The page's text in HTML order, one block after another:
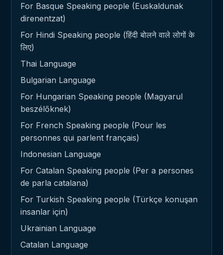
For Basque Speaking people (Euskaldunak
direnentzat)
For Hindi Speaking people (हिंदी बोलने वाले लोगों के
लिए)
Thai Language
Bulgarian Language
For Hungarian Speaking people (Magyarul
beszélőknek)
For French Speaking people (Pour les
personnes qui parlent français)
Indonesian Language
For Catalan Speaking people (Per a persones
de parla catalana)
For Turkish Speaking people (Türkçe konuşan
insanlar için)
Ukrainian Language
Catalan Language